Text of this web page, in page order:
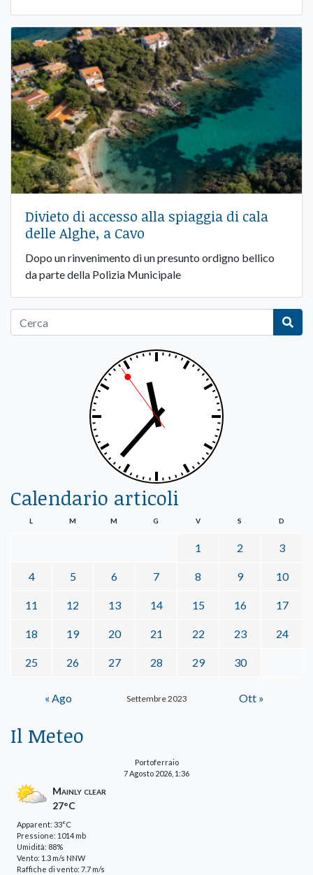
Divieto di accesso alla spiaggia di cala
delle Alghe, a Cavo
Dopo un rinvenimento di un presunto ordigno bellico
da parte della Polizia Municipale
Calendario articoli
Settembre 2023
L M M G V S D
1 2 3
4 5 6 7 8 9 10
11 12 13 14 15 16 17
18 19 20 21 22 23 24
25 26 27 28 29 30
« Ago Ott »
Il Meteo
Portoferraio
7 Agosto 2026, 1:36
Mainly clear
27°C
Apparent: 33°C
Pressione: 1014 mb
Umidità: 88%
Vento: 1.3 m/s NNW
Raffiche di vento: 7.7 m/s